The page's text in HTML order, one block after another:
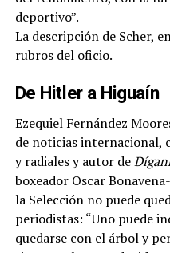
deportivo”.
La descripción de Scher,
rubros del oficio.
De Hitler a Higuaín
Ezequiel Fernández
de noticias internacional,
y radiales y autor de
boxeador Oscar
la Selección no puede
periodistas: “Uno puede
quedarse con el árbol y